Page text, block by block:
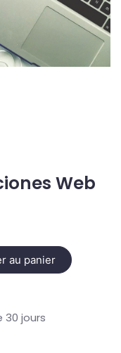
Web
au panier
jours